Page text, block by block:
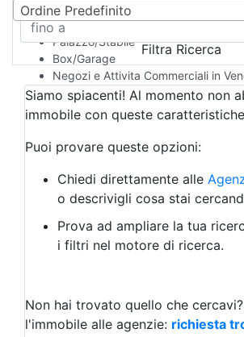
Camera d'Albergo
Multiproprietà
Palazzo/Stabile
Box/Garage
Negozi e Attivita Commerciali in
Qualsiasi
Attività/Licenza Commerciale
Azienda Agricola
Bar/Ristorante
Albergo
Laboratorio Artigianale
Negozio/locale commerciale
Agriturismo
Magazzini
Qualsiasi
Terreno edificabile
Ordine Predefinito
Filtra Ricerca
Siamo spiacenti! Al momento non
immobile con queste
Puoi provare queste opzioni:
Chiedi direttamente alle
o descrivigli cosa stai
Prova ad ampliare la tua
i filtri nel motore di ricerca.
Non hai trovato quello che cercavi?
l'immobile alle agenzie: richiesta